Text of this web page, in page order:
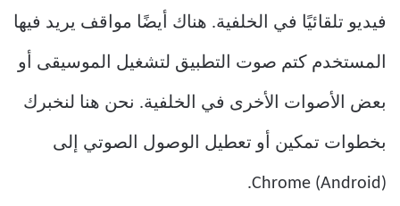
فيديو تلقائيًا في الخلفية. هناك أيضًا مواقف يريد فيها
المستخدم كتم صوت التطبيق لتشغيل الموسيقى أو
بعض الأصوات الأخرى في الخلفية. نحن هنا لنخبرك
بخطوات تمكين أو تعطيل الوصول الصوتي إلى
Chrome (Android).